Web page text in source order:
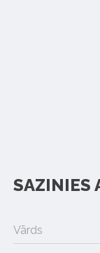
SAZINIES
Vārds